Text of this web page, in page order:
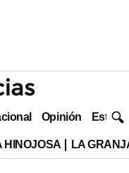
Opinión Estilo
HINOJOSA LA